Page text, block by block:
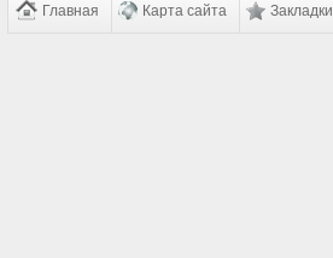
Главная Карта сайта Закладки